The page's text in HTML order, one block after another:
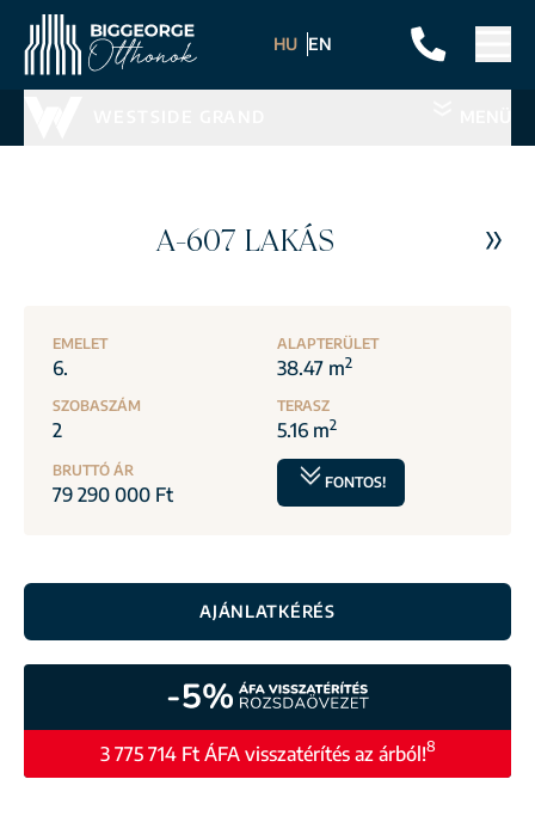
HU EN
A-607 LAKÁS
EMELET
6.
ALAPTERÜLET
38.47 m2
SZOBASZÁM
2
TERASZ
5.16 m2
BRUTTÓ ÁR
79 290 000 Ft
FONTOS!
AJÁNLATKÉRÉS
3 775 714 Ft ÁFA visszatérítés az árból!8